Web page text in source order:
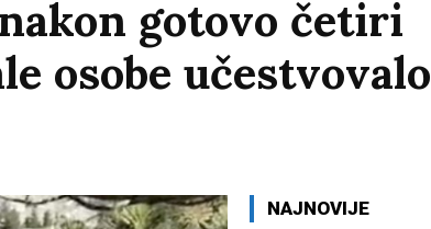
gotovo četiri
osobe učestvovalo
NAJNOVIJE